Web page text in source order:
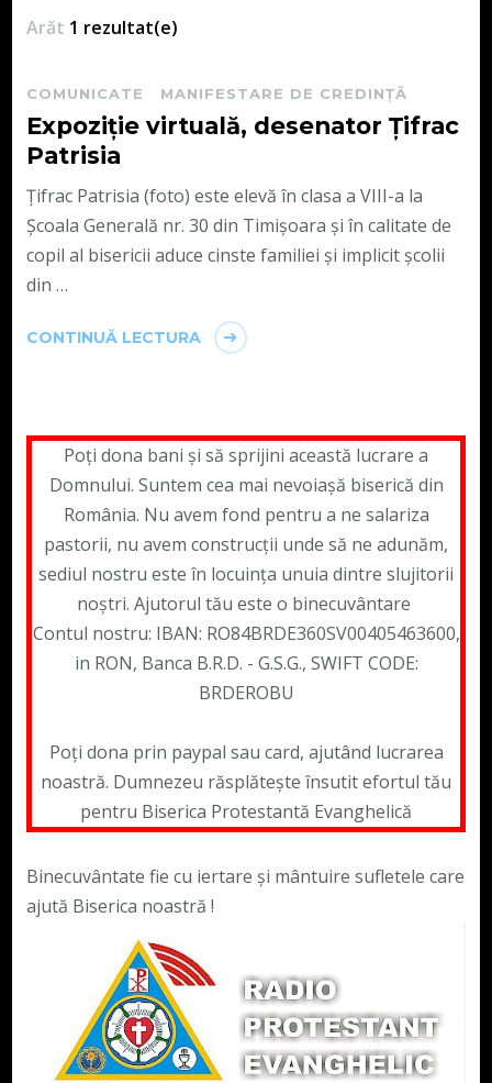
Arăt 1 rezultat(e)
COMUNICATE MANIFESTARE DE CREDINȚĂ
Expoziție virtuală, desenator Țifrac
Patrisia
Țifrac Patrisia (foto) este elevă în clasa a VIII-a la
Școala Generală nr. 30 din Timișoara și în calitate de
copil al bisericii aduce cinste familiei și implicit școlii
din …
CONTINUĂ LECTURA
Poți dona bani și să sprijini această lucrare a
Domnului. Suntem cea mai nevoiașă biserică din
România. Nu avem fond pentru a ne salariza
pastorii, nu avem construcții unde să ne adunăm,
sediul nostru este în locuința unuia dintre slujitorii
noștri. Ajutorul tău este o binecuvântare
Contul nostru: IBAN: RO84BRDE360SV00405463600,
in RON, Banca B.R.D. - G.S.G., SWIFT CODE:
BRDEROBU
Poți dona prin paypal sau card, ajutând lucrarea
noastră. Dumnezeu răsplătește însutit efortul tău
pentru Biserica Protestantă Evanghelică
Binecuvântate fie cu iertare și mântuire sufletele care
ajută Biserica noastră !